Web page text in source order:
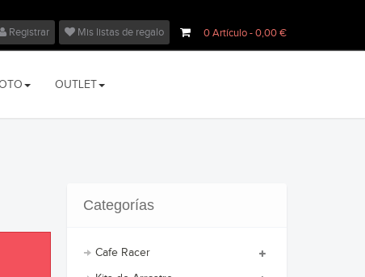
0Artículo- 0,00 €
Registrar Mis listas de regalo
OUTLET
Categorías
Cafe Racer